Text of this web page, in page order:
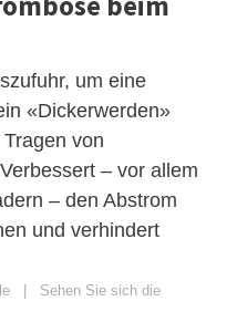
um eine
«Dickerwerden»
von
– vor allem
– den Abstrom
und verhindert
| Sehen Sie sich die